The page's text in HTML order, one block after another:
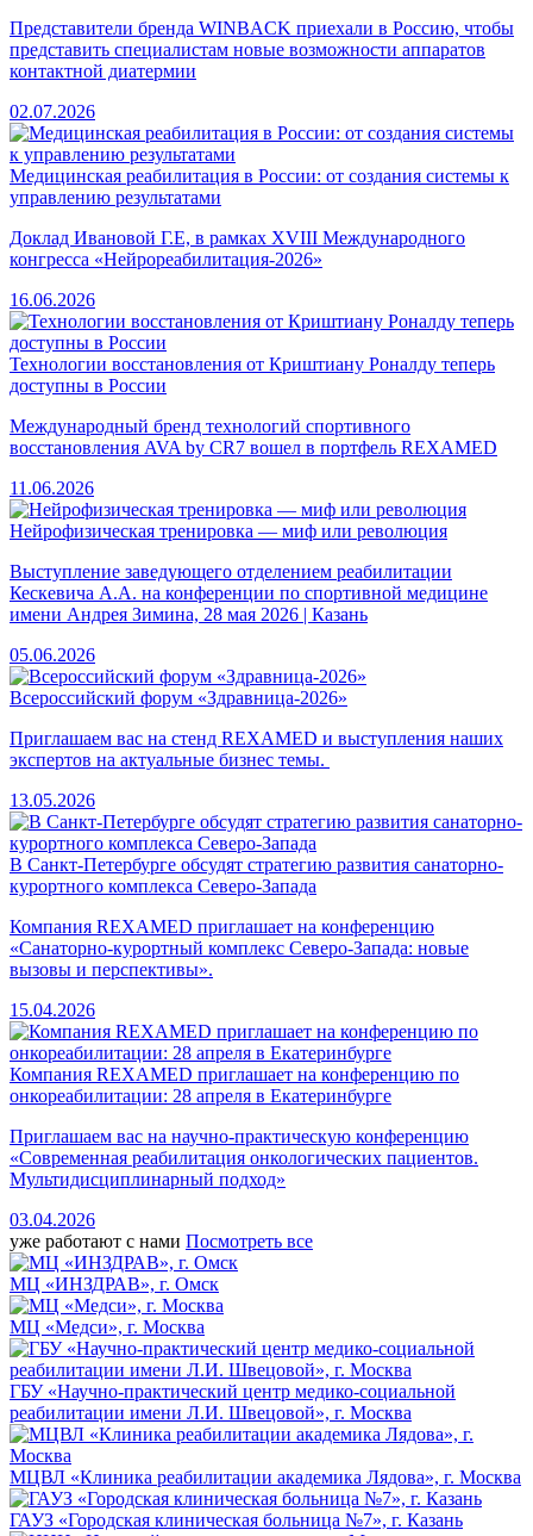
Представители бренда WINBACK приехали в Россию, чтобы
представить специалистам новые возможности аппаратов
контактной диатермии
02.07.2026
Медицинская реабилитация в России: от создания системы к
управлению результатами
Доклад Ивановой Г.Е, в рамках XVIII Международного
конгресса «Нейрореабилитация-2026»
16.06.2026
Технологии восстановления от Криштиану Роналду теперь
доступны в России
Международный бренд технологий спортивного
восстановления AVA by CR7 вошел в портфель REXAMED
11.06.2026
Нейрофизическая тренировка — миф или революция
Выступление заведующего отделением реабилитации
Кескевича А.А. на конференции по спортивной медицине
имени Андрея Зимина, 28 мая 2026 | Казань
05.06.2026
Всероссийский форум «Здравница-2026»
Приглашаем вас на стенд REXAMED и выступления наших
экспертов на актуальные бизнес темы.
13.05.2026
В Санкт-Петербурге обсудят стратегию развития санаторно-
курортного комплекса Северо-Запада
Компания REXAMED приглашает на конференцию
«Санаторно-курортный комплекс Северо-Запада: новые
вызовы и перспективы».
15.04.2026
Компания REXAMED приглашает на конференцию по
онкореабилитации: 28 апреля в Екатеринбурге
Приглашаем вас на научно-практическую конференцию
«Современная реабилитация онкологических пациентов.
Мультидисциплинарный подход»
03.04.2026
уже работают с нами Посмотреть все
МЦ «ИНЗДРАВ», г. Омск
МЦ «Медси», г. Москва
ГБУ «Научно-практический центр медико-социальной
реабилитации имени Л.И. Швецовой», г. Москва
МЦВЛ «Клиника реабилитации академика Лядова», г. Москва
ГАУЗ «Городская клиническая больница №7», г. Казань